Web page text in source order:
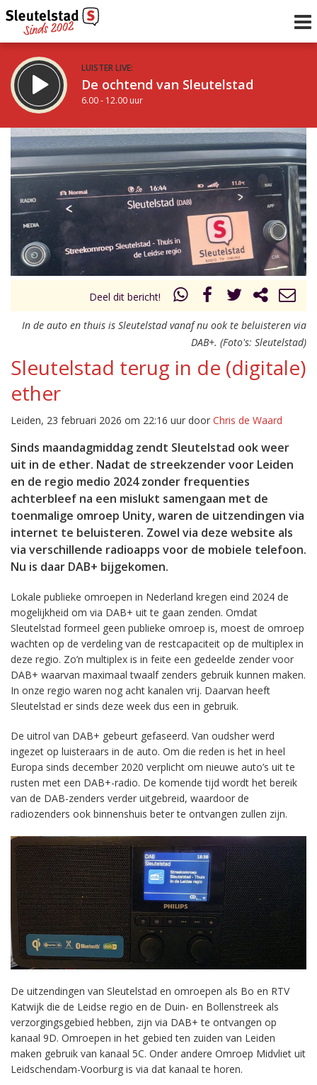
LUISTER LIVE:
De ochtend van Sleutelstad
6.00 - 12.00 uur
STRAKS:
De middag van Sleutelstad
12.00 - 18.00 uur
Vorig uur
uur 1 van 0 Volgend uur
Deel dit bericht!
In de auto en thuis is Sleutelstad vanaf nu ook te beluisteren via
DAB+. (Foto's: Sleutelstad)
Sleutelstad terug in de (digitale)
ether
Leiden, 23 februari 2026 om 22:16 uur door Chris de Waard
Sinds maandagmiddag zendt Sleutelstad ook weer
uit in de ether. Nadat de streekzender voor Leiden
en de regio medio 2024 zonder frequenties
achterbleef na een mislukt samengaan met de
toenmalige omroep Unity, waren de uitzendingen via
internet te beluisteren. Zowel via deze website als
via verschillende radioapps voor de mobiele telefoon.
Nu is daar DAB+ bijgekomen.
Lokale publieke omroepen in Nederland kregen eind 2024 de
mogelijkheid om via DAB+ uit te gaan zenden. Omdat
Sleutelstad formeel geen publieke omroep is, moest de omroep
wachten op de verdeling van de restcapaciteit op de multiplex in
deze regio. Zo’n multiplex is in feite een gedeelde zender voor
DAB+ waarvan maximaal twaalf zenders gebruik kunnen maken.
In onze regio waren nog acht kanalen vrij. Daarvan heeft
Sleutelstad er sinds deze week dus een in gebruik.
De uitrol van DAB+ gebeurt gefaseerd. Van oudsher werd
ingezet op luisteraars in de auto. Om die reden is het in heel
Europa sinds december 2020 verplicht om nieuwe auto’s uit te
rusten met een DAB+-radio. De komende tijd wordt het bereik
van de DAB-zenders verder uitgebreid, waardoor de
radiozenders ook binnenshuis beter te ontvangen zullen zijn.
De uitzendingen van Sleutelstad en omroepen als Bo en RTV
Katwijk die de Leidse regio en de Duin- en Bollenstreek als
verzorgingsgebied hebben, zijn via DAB+ te ontvangen op
kanaal 9D. Omroepen in het gebied ten zuiden van Leiden
maken gebruik van kanaal 5C. Onder andere Omroep Midvliet uit
Leidschendam-Voorburg is via dat kanaal te horen.